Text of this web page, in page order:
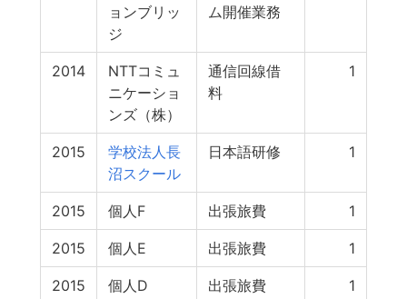
ョンブリッ
ジ
ム開催業務
2014
NTTコミュ
ニケーショ
ンズ（株）
通信回線借
料
1
2015
学校法人長
沼スクール
日本語研修 1
2015 個人F 出張旅費 1
2015 個人E 出張旅費 1
2015 個人D 出張旅費 1